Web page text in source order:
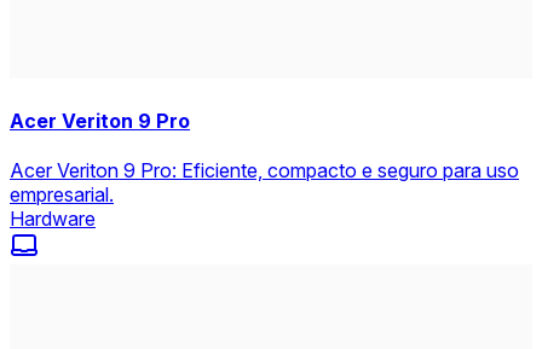
Acer Veriton 9 Pro
Acer Veriton 9 Pro: Eficiente, compacto e seguro para uso
empresarial.
Hardware